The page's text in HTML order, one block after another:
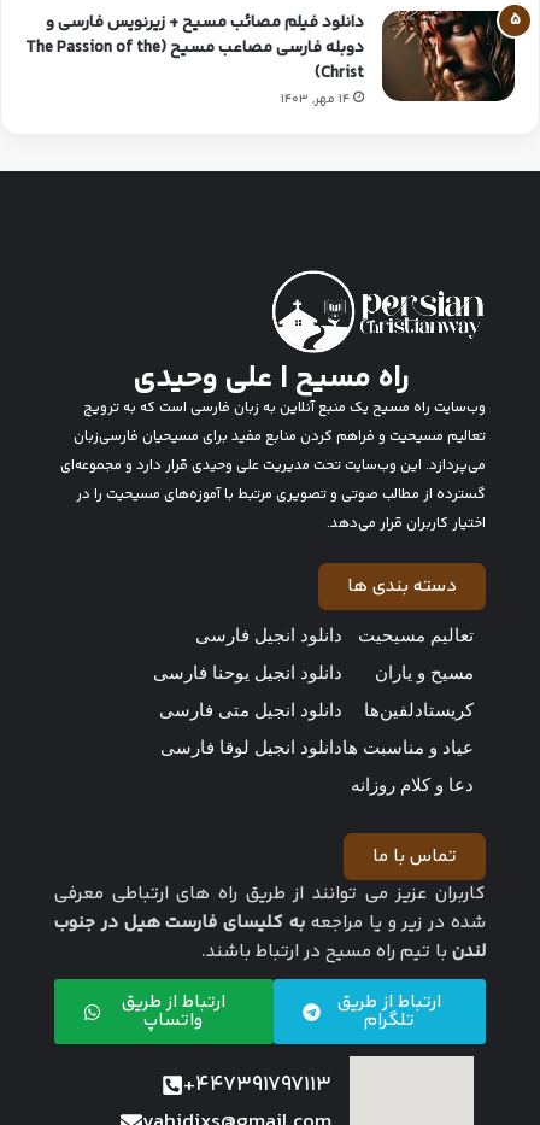
دانلود فیلم مصائب مسیح + زیرنویس فارسی و
دوبله فارسی مصاعب مسیح (The Passion of the
Christ)
14 مهر, 1403
راه مسیح | علی وحیدی
وب‌سایت راه مسیح یک منبع آنلاین به زبان فارسی است که به ترویج
تعالیم مسیحیت و فراهم کردن منابع مفید برای مسیحیان فارسی‌زبان
می‌پردازد. این وب‌سایت تحت مدیریت علی وحیدی قرار دارد و مجموعه‌ای
گسترده از مطالب صوتی و تصویری مرتبط با آموزه‌های مسیحیت را در
اختیار کاربران قرار می‌دهد.
دسته بندی ها
تعالیم مسیحیت
مسیح و یاران
کریستادلفین‌ها
عیاد و مناسبت ها
دعا و کلام روزانه
دانلود انجیل فارسی
دانلود انجیل یوحنا فارسی
دانلود انجیل متی فارسی
دانلود انجیل لوقا فارسی
تماس با ما
کاربران عزیز می توانند از طریق راه های ارتباطی معرفی
شده در زیر و یا مراجعه به کلیسای فارست هیل در جنوب
لندن با تیم راه مسیح در ارتباط باشند.
ارتباط از طریق
تلگرام
ارتباط از طریق
واتساپ
447391797113+